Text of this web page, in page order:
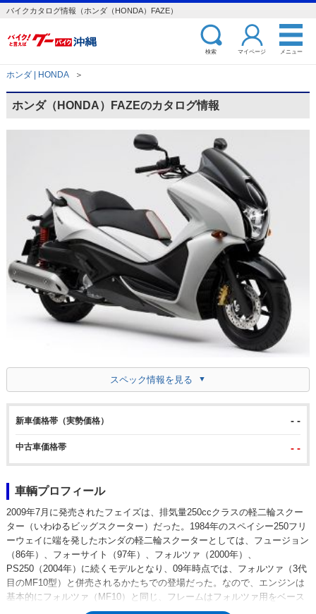
バイクカタログ情報（ホンダ（HONDA）FAZE）
検索 マイページ メニュー
ホンダ | HONDA ＞
ホンダ（HONDA）FAZEのカタログ情報
スペック情報を見る
新車価格帯（実勢価格） - -
中古車価格帯 - -
車輌プロフィール
2009年7月に発売されたフェイズは、排気量250ccクラスの軽二輪スクー
ター（いわゆるビッグスクーター）だった。1984年のスペイシー250フリ
ーウェイに端を発したホンダの軽二輪スクーターとしては、フュージョン
（86年）、フォーサイト（97年）、フォルツァ（2000年）、
PS250（2004年）に続くモデルとなり、09年時点では、フォルツァ（3代
目のMF10型）と併売されるかたちでの登場だった。なので、エンジンは
基本的にフォルツァ（MF10）と同じ、フレームはフォルツァ用をベース
にリアまわりを整理した軽量コンパクトなものになっていた。このことの